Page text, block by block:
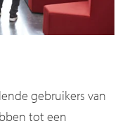
gebruikers van
tot een